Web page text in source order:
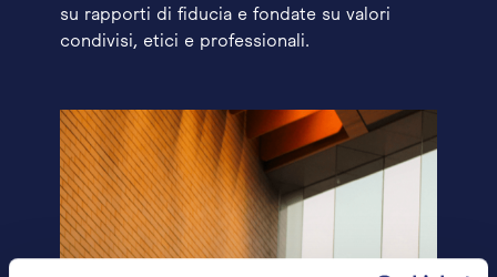
su rapporti di fiducia e fondate su valori
condivisi, etici e professionali.